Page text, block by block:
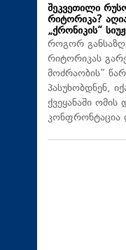
შეკვეთილი
რიტორიკა?
„ქრონიკის“
როგორ
რიტორიკას
მოძრაობის“
პასუხობდნენ,
ქვეყანაში
კონფრონტაცია